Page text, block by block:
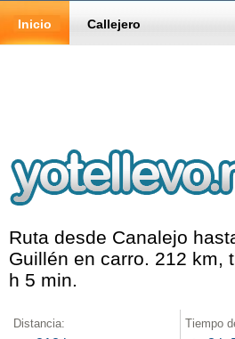
Inicio Callejero
Ruta desde Canalejo
Guillén en carro. 212 km,
h 5 min.
Distancia: Tiempo